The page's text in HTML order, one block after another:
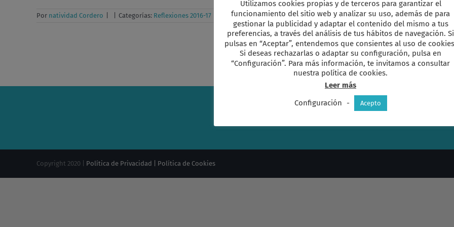
Por natividad Cordero Categorías: Reflexiones 2016-17 Sin comentarios
Copyright 2020 | Política de Privacidad | Política de Cookies
Utilizamos cookies propias y de terceros para garantizar el
funcionamiento del sitio web y analizar su uso, además de para
gestionar la publicidad y adaptar el contenido del mismo a tus
preferencias, a través del análisis de tus hábitos de navegación. Si
pulsas en “Aceptar”, entendemos que consientes al uso de
Si deseas rechazarlas o adaptar su configuración, pulsa en
“Configuración”. Para más información, te invitamos a consultar
nuestra política de cookies.
Leer más
Configuración
- Acepto